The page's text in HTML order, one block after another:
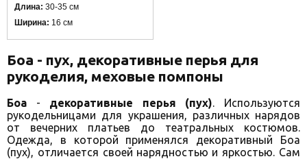
Длина: 30-35 см
Ширина: 16 см
Боа - пух, декоративные перья для
рукоделия, меховые помпоны
Боа - декоративные перья (пух). Используются
рукодельницами для украшения, различных нарядов
от вечерних платьев до театральных костюмов.
Одежда, в которой применялся декоративный Боа
(пух), отличается своей нарядностью и яркостью. Сам